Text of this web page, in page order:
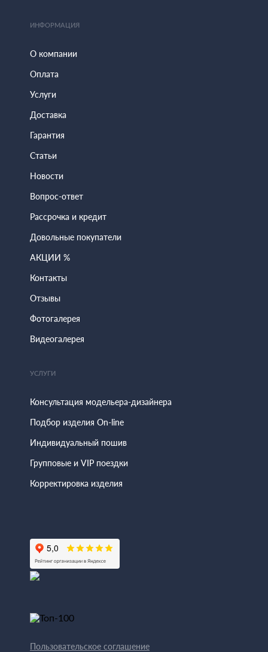
ИНФОРМАЦИЯ
О компании
Оплата
Услуги
Доставка
Гарантия
Статьи
Новости
Вопрос-ответ
Рассрочка и кредит
Довольные покупатели
АКЦИИ %
Контакты
Отзывы
Фотогалерея
Видеогалерея
УСЛУГИ
Консультация модельера-дизайнера
Подбор изделия On-line
Индивидуальный пошив
Групповые и VIP поездки
Корректировка изделия
Пользовательское соглашение